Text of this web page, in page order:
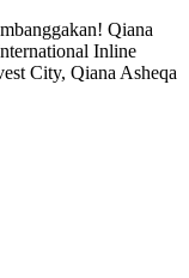
Qiana
Inline
City, Qiana Asheqa